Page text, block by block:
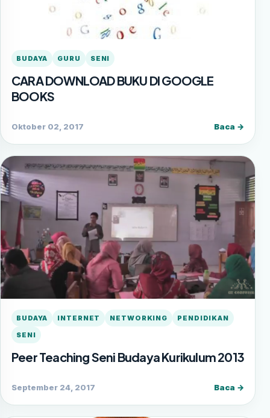
BUDAYA GURU SENI
CARA DOWNLOAD BUKU DI GOOGLE
BOOKS
Oktober 02, 2017 Baca →
BUDAYA INTERNET NETWORKING
PENDIDIKAN
SENI
Peer Teaching Seni Budaya Kurikulum 2013
September 24, 2017 Baca →